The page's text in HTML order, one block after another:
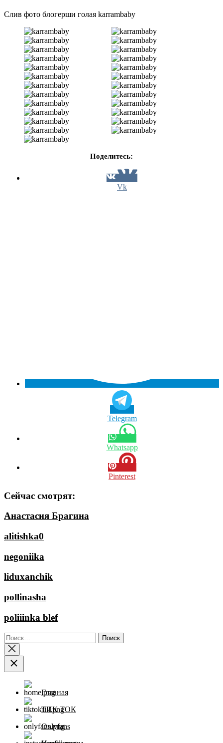
Слив фото блогерши голая karrambaby
Поделитесь:
Vk
Telegram
Whatsapp
Pinterest
Сейчас смотрят:
Анастасия Брагина
alitishka0
negoniika
liduxanchik
pollinasha
poliiinka blef
Найти:
Главная
ТИК ТОК
Onlyfans